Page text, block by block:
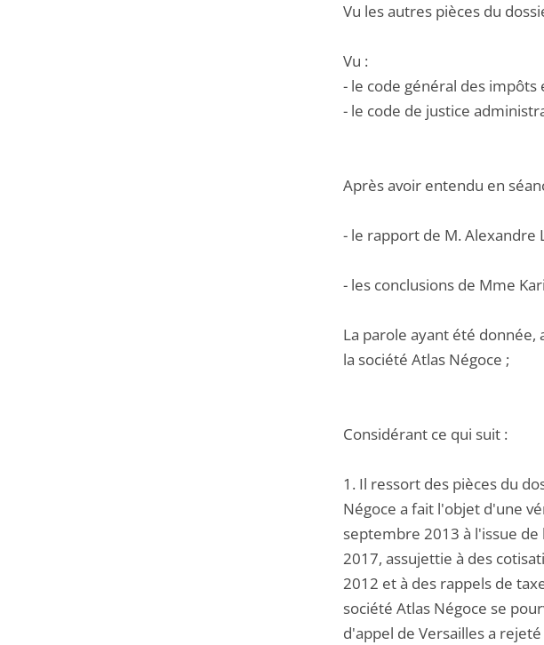
Vu les autres pièces du
Vu :
- le code général des
- le code de justice
Après avoir entendu en
- le rapport de M.
- les conclusions de Mme
La parole ayant été donnée,
la société Atlas Négoce ;
Considérant ce qui suit :
1. Il ressort des pièces du
Négoce a fait l'objet d'une
septembre 2013 à l'issue
2017, assujettie à des
2012 et à des rappels de
société Atlas Négoce se
d'appel de Versailles a